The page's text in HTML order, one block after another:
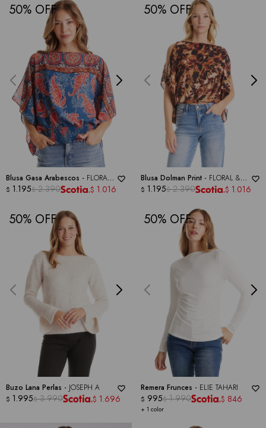
50
Blusa Gasa Arabescos - FLORAL
& IVY
$ 1.195$ 2.390 $ 1.016
50
Blusa Dolman Print - FLORAL &
IVY
$ 1.195$ 2.390 $ 1.016
50
Buzo Lana Perlas - JOSEPH A
$ 1.995$ 3.990 $ 1.696
50
Remera Frunces - ELIE TAHARI
+ 1 color
$ 995$ 1.990 $ 846